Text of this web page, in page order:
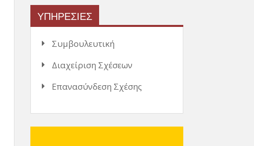
ΥΠΗΡΕΣΙΕΣ
Συμβουλευτική
Διαχείριση Σχέσεων
Επανασύνδεση Σχέσης